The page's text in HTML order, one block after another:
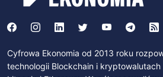
Cyfrowa Ekonomia od 2013 roku
technologii Blockchain i